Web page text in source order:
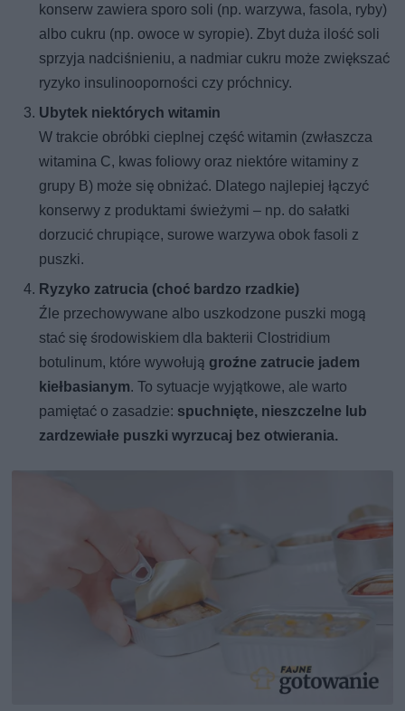
konserw zawiera sporo soli (np. warzywa, fasola, ryby)
albo cukru (np. owoce w syropie). Zbyt duża ilość soli
sprzyja nadciśnieniu, a nadmiar cukru może zwiększać
ryzyko insulinooporności czy próchnicy.
Ubytek niektórych witamin
W trakcie obróbki cieplnej część witamin (zwłaszcza
witamina C, kwas foliowy oraz niektóre witaminy z
grupy B) może się obniżać. Dlatego najlepiej łączyć
konserwy z produktami świeżymi – np. do sałatki
dorzucić chrupiące, surowe warzywa obok fasoli z
puszki.
Ryzyko zatrucia (choć bardzo rzadkie)
Źle przechowywane albo uszkodzone puszki mogą
stać się środowiskiem dla bakterii Clostridium
botulinum, które wywołują groźne zatrucie jadem
kiełbasianym. To sytuacje wyjątkowe, ale warto
pamiętać o zasadzie: spuchnięte, nieszczelne lub
zardzewiałe puszki wyrzucaj bez otwierania.